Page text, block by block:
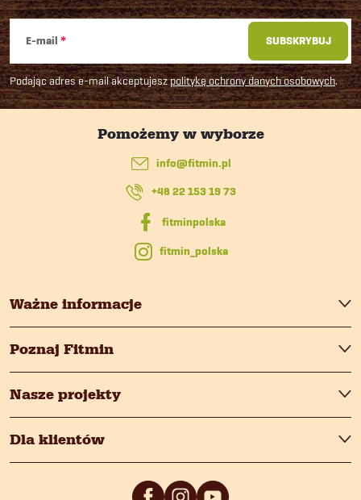
S
t
o
E-mail
Podając adres e-mail akceptujeszpolitykę ochrony danych osobowych.
SUBSKRYBUJ
Ważne informacje
Poznaj Fitmin
Nasze projekty
Dla klientów
info@fitmin.pl
+48 22 153 19 73
fitmin_polska